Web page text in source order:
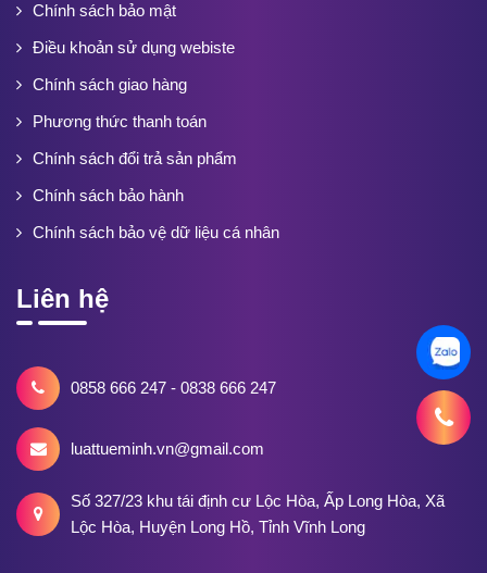
Chính sách bảo mật
Điều khoản sử dụng webiste
Chính sách giao hàng
Phương thức thanh toán
Chính sách đổi trả sản phẩm
Chính sách bảo hành
Chính sách bảo vệ dữ liệu cá nhân
Liên hệ
0858 666 247 - 0838 666 247
luattueminh.vn@gmail.com
Số 327/23 khu tái định cư Lộc Hòa, Ấp Long Hòa, Xã
Lộc Hòa, Huyện Long Hồ, Tỉnh Vĩnh Long